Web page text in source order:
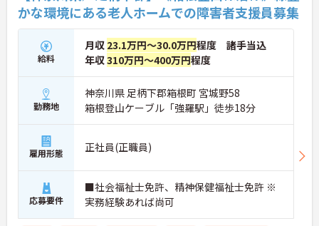
かな環境にある老人ホームでの障害者支援員募集
給料
月収 23.1万円～30.0万円程度 諸手当込
年収310万円～400万円程度
勤務地
神奈川県 足柄下郡箱根町 宮城野58
箱根登山ケーブル「強羅駅」徒歩18分
雇用形態 正社員(正職員)
応募要件
■社会福祉士免許、精神保健福祉士免許 ※
実務経験あれば尚可